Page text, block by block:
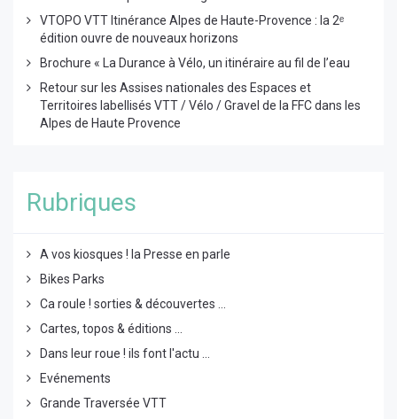
VTOPO VTT Itinérance Alpes de Haute-Provence : la 2ᵉ
édition ouvre de nouveaux horizons
Brochure « La Durance à Vélo, un itinéraire au fil de l’eau
Retour sur les Assises nationales des Espaces et
Territoires labellisés VTT / Vélo / Gravel de la FFC dans les
Alpes de Haute Provence
Rubriques
A vos kiosques ! la Presse en parle
Bikes Parks
Ca roule ! sorties & découvertes ...
Cartes, topos & éditions ...
Dans leur roue ! ils font l'actu ...
Evénements
Grande Traversée VTT